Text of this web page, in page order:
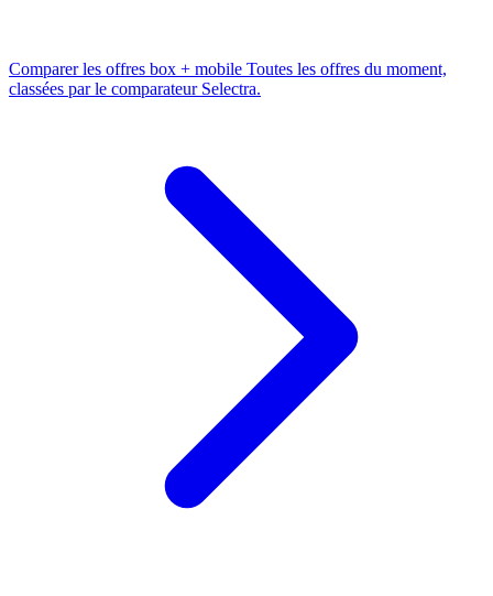
Comparer les offres box + mobile Toutes les offres du moment,
classées par le comparateur Selectra.